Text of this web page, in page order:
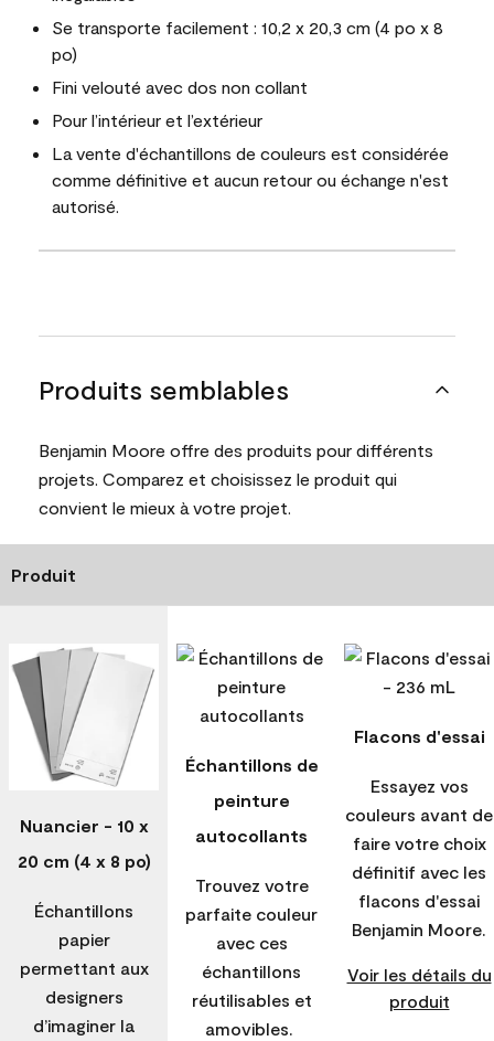
Se transporte facilement : 10,2 x 20,3 cm (4 po x 8
po)
Fini velouté avec dos non collant
Pour l’intérieur et l’extérieur
La vente d'échantillons de couleurs est considérée
comme définitive et aucun retour ou échange n'est
autorisé.
Produits semblables
Benjamin Moore offre des produits pour différents
projets. Comparez et choisissez le produit qui
convient le mieux à votre projet.
Produit
Nuancier - 10 x
20 cm (4 x 8 po)
Échantillons
papier
permettant aux
designers
d’imaginer la
Échantillons de
peinture
autocollants
Trouvez votre
parfaite couleur
avec ces
échantillons
réutilisables et
amovibles.
Flacons d'essai
Essayez vos
couleurs avant de
faire votre choix
définitif avec les
flacons d'essai
Benjamin Moore.
Voir les détails du
produit